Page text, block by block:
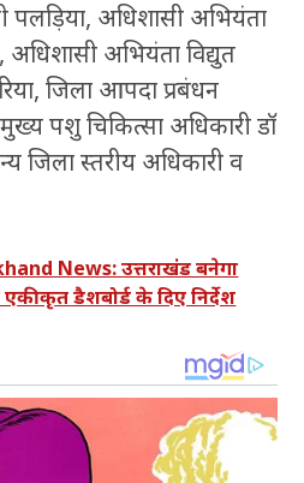
पलड़िया, अधिशासी अभियंता
अभियंता विद्युत
जिला आपदा प्रबंधन
पशु चिकित्सा अधिकारी डॉ
जिला स्तरीय अधिकारी व
News: उत्तराखंड बनेगा
डैशबोर्ड के दिए निर्देश